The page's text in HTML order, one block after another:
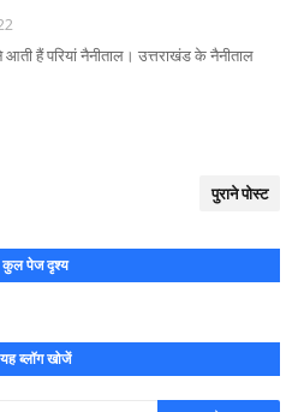
हैं परियां नैनीताल। उत्तराखंड के नैनीताल
पुराने पोस्ट
कुल पेज दृश्य
यह ब्लॉग खोजें